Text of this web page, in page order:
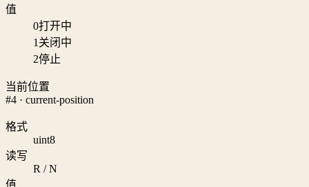
值
0打开中
1 关闭中
2停止
当前位置
#4 · current-position
格式
uint8
读写
R / N
值